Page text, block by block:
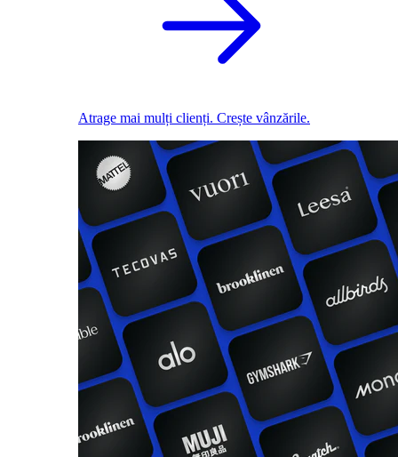
Atrage mai mulți clienți. Crește vânzările.